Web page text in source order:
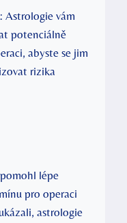
: Astrologie vám
potenciálně
abyste se jim
rizika
lépe
pro operaci
astrologie